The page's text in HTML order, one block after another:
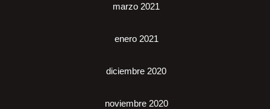
marzo 2021
enero 2021
diciembre 2020
noviembre 2020